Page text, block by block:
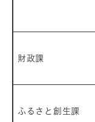
財政課
ふるさと創生課